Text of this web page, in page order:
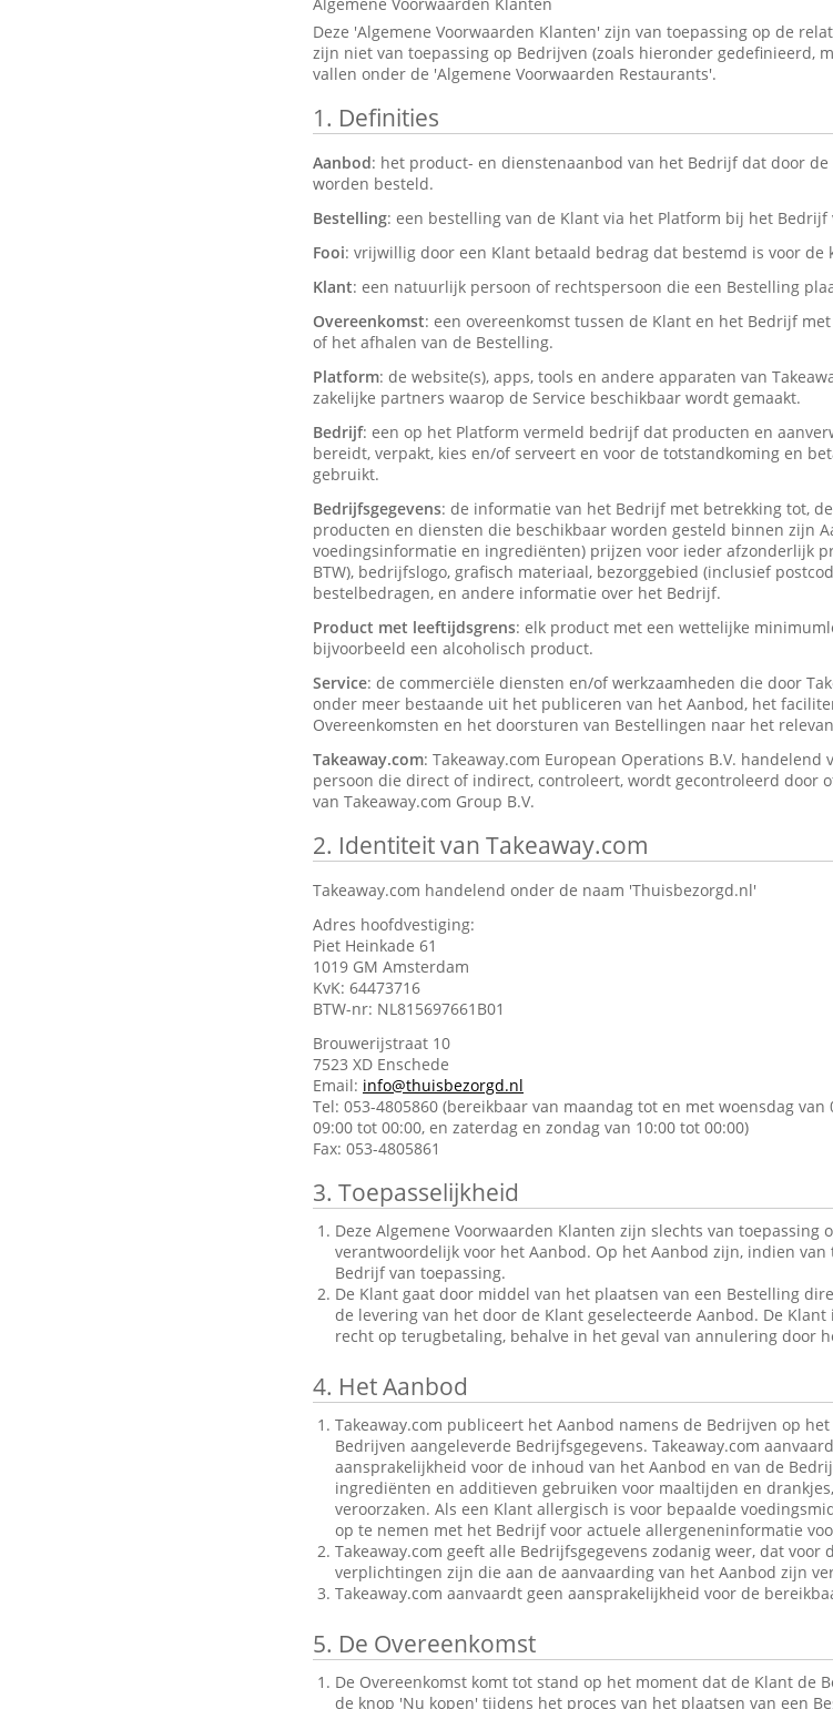
Deze 'Algemene Voorwaarden Klanten' zijn van toepassing op de
zijn niet van toepassing op Bedrijven (zoals hieronder gedefinieerd,
vallen onder de 'Algemene Voorwaarden Restaurants'.
1. Definities
Aanbod: het product- en dienstenaanbod van het Bedrijf dat door
worden besteld.
Bestelling: een bestelling van de Klant via het Platform bij het
Fooi: vrijwillig door een Klant betaald bedrag dat bestemd is voor de
Klant: een natuurlijk persoon of rechtspersoon die een Bestelling
Overeenkomst: een overeenkomst tussen de Klant en het Bedrijf
of het afhalen van de Bestelling.
Platform: de website(s), apps, tools en andere apparaten van
zakelijke partners waarop de Service beschikbaar wordt gemaakt.
Bedrijf: een op het Platform vermeld bedrijf dat producten en
bereidt, verpakt, kies en/of serveert en voor de totstandkoming en
gebruikt.
Bedrijfsgegevens: de informatie van het Bedrijf met betrekking tot,
producten en diensten die beschikbaar worden gesteld binnen zijn
voedingsinformatie en ingrediënten) prijzen voor ieder afzonderlijk
BTW), bedrijfslogo, grafisch materiaal, bezorggebied (inclusief
bestelbedragen, en andere informatie over het Bedrijf.
Product met leeftijdsgrens: elk product met een wettelijke
bijvoorbeeld een alcoholisch product.
Service: de commerciële diensten en/of werkzaamheden die door
onder meer bestaande uit het publiceren van het Aanbod, het
Overeenkomsten en het doorsturen van Bestellingen naar het
Takeaway.com: Takeaway.com European Operations B.V.
persoon die direct of indirect, controleert, wordt gecontroleerd door
van Takeaway.com Group B.V.
2. Identiteit van Takeaway.com
Takeaway.com handelend onder de naam 'Thuisbezorgd.nl'
Adres hoofdvestiging:
Piet Heinkade 61
1019 GM Amsterdam
KvK: 64473716
BTW-nr: NL815697661B01
Brouwerijstraat 10
7523 XD Enschede
Email: info@thuisbezorgd.nl
Tel: 053-4805860 (bereikbaar van maandag tot en met woensdag
09:00 tot 00:00, en zaterdag en zondag van 10:00 tot 00:00)
Fax: 053-4805861
3. Toepasselijkheid
Deze Algemene Voorwaarden Klanten zijn slechts van toepassing
verantwoordelijk voor het Aanbod. Op het Aanbod zijn, indien
Bedrijf van toepassing.
De Klant gaat door middel van het plaatsen van een Bestelling
de levering van het door de Klant geselecteerde Aanbod. De
recht op terugbetaling, behalve in het geval van annulering door
4. Het Aanbod
Takeaway.com publiceert het Aanbod namens de Bedrijven op
Bedrijven aangeleverde Bedrijfsgegevens. Takeaway.com
aansprakelijkheid voor de inhoud van het Aanbod en van de
ingrediënten en additieven gebruiken voor maaltijden en
veroorzaken. Als een Klant allergisch is voor bepaalde
op te nemen met het Bedrijf voor actuele allergeneninformatie
Takeaway.com geeft alle Bedrijfsgegevens zodanig weer, dat
verplichtingen zijn die aan de aanvaarding van het Aanbod zijn
Takeaway.com aanvaardt geen aansprakelijkheid voor de
5. De Overeenkomst
De Overeenkomst komt tot stand op het moment dat de Klant de
de knop 'Nu kopen' tijdens het proces van het plaatsen van een